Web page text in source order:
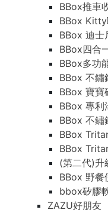
BBox推車
BBox Kitty
BBox 迪士
BBox四合
BBox多功
BBox 不鏽
BBox 寶寶
BBox 專利
BBox 不鏽
BBox
BBox
(第二代)升
BBox 野餐
bbox矽膠
ZAZU好朋友